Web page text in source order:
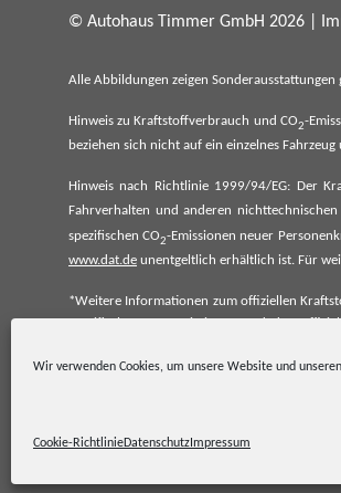
Wir verwenden Cookies, um unsere Website und
Cookie-RichtlinieDatenschutzImpressum
© Autohaus Timmer GmbH 2026 |
Alle Abbildungen zeigen
Hinweis zu Kraftstoffverbrauch und CO2-
beziehen sich nicht auf ein einzelnes
Hinweis nach Richtlinie 1999/94/EG: Der
Fahrverhalten und anderen
spezifischen CO2-Emissionen neuer
www.dat.de unentgeltlich erhältlich ist. Für
*Weitere Informationen zum offiziellen
spezifischen CO₂-Emissionen und den